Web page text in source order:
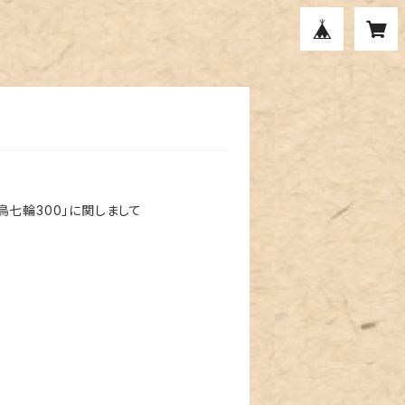
七輪300」に関しまして